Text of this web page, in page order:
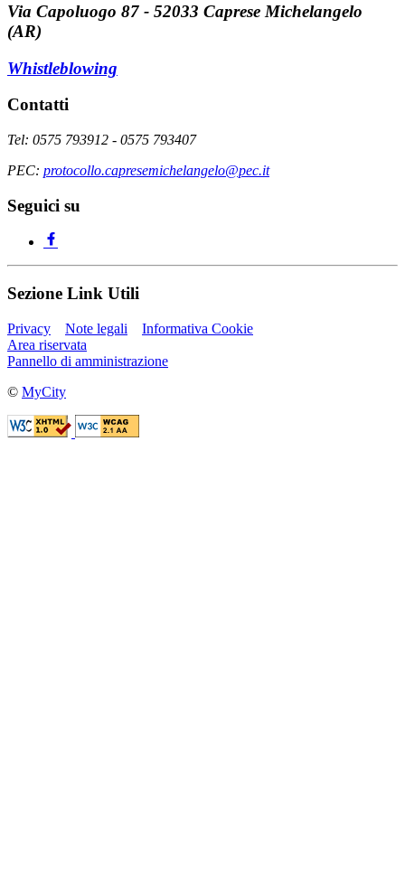
Via Capoluogo 87 - 52033 Caprese Michelangelo
(AR)
Whistleblowing
Contatti
Tel: 0575 793912 - 0575 793407
PEC: protocollo.capresemichelangelo@pec.it
Seguici su
Sezione Link Utili
Privacy Note legali
Informativa Cookie
Area riservata
Pannello di amministrazione
© MyCity